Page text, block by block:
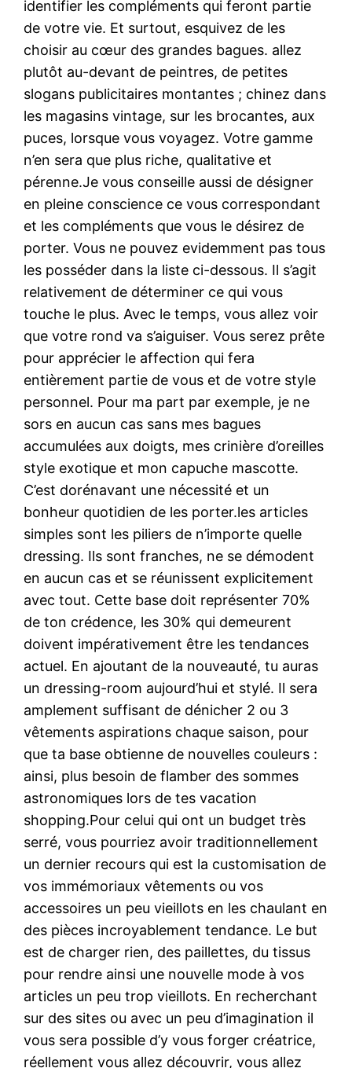
identifier les compléments qui feront partie
de votre vie. Et surtout, esquivez de les
choisir au cœur des grandes bagues. allez
plutôt au-devant de peintres, de petites
slogans publicitaires montantes ; chinez dans
les magasins vintage, sur les brocantes, aux
puces, lorsque vous voyagez. Votre gamme
n’en sera que plus riche, qualitative et
pérenne.Je vous conseille aussi de désigner
en pleine conscience ce vous correspondant
et les compléments que vous le désirez de
porter. Vous ne pouvez evidemment pas tous
les posséder dans la liste ci-dessous. Il s’agit
relativement de déterminer ce qui vous
touche le plus. Avec le temps, vous allez voir
que votre rond va s’aiguiser. Vous serez prête
pour apprécier le affection qui fera
entièrement partie de vous et de votre style
personnel. Pour ma part par exemple, je ne
sors en aucun cas sans mes bagues
accumulées aux doigts, mes crinière d’oreilles
style exotique et mon capuche mascotte.
C’est dorénavant une nécessité et un
bonheur quotidien de les porter.les articles
simples sont les piliers de n’importe quelle
dressing. Ils sont franches, ne se démodent
en aucun cas et se réunissent explicitement
avec tout. Cette base doit représenter 70%
de ton crédence, les 30% qui demeurent
doivent impérativement être les tendances
actuel. En ajoutant de la nouveauté, tu auras
un dressing-room aujourd’hui et stylé. Il sera
amplement suffisant de dénicher 2 ou 3
vêtements aspirations chaque saison, pour
que ta base obtienne de nouvelles couleurs :
ainsi, plus besoin de flamber des sommes
astronomiques lors de tes vacation
shopping.Pour celui qui ont un budget très
serré, vous pourriez avoir traditionnellement
un dernier recours qui est la customisation de
vos immémoriaux vêtements ou vos
accessoires un peu vieillots en les chaulant en
des pièces incroyablement tendance. Le but
est de charger rien, des paillettes, du tissus
pour rendre ainsi une nouvelle mode à vos
articles un peu trop vieillots. En recherchant
sur des sites ou avec un peu d’imagination il
vous sera possible d’y vous forger créatrice,
réellement vous allez découvrir, vous allez